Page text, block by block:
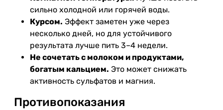
сильно холодной или горячей воды.
Курсом. Эффект заметен уже через
несколько дней, но для устойчивого
результата лучше пить 3–4 недели.
Не сочетать с молоком и продуктами,
богатым кальцием. Это может снижать
активность сульфатов и магния.
Противопоказания